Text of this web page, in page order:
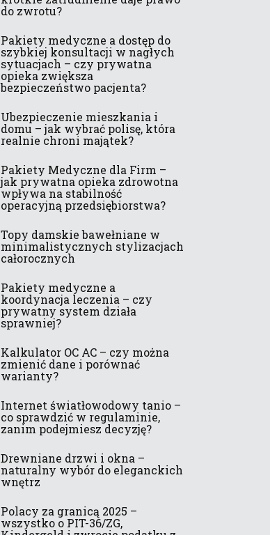
do zwrotu?
Pakiety medyczne a dostęp do
szybkiej konsultacji w nagłych
sytuacjach – czy prywatna
opieka zwiększa
bezpieczeństwo pacjenta?
Ubezpieczenie mieszkania i
domu – jak wybrać polisę, która
realnie chroni majątek?
Pakiety Medyczne dla Firm –
jak prywatna opieka zdrowotna
wpływa na stabilność
operacyjną przedsiębiorstwa?
Topy damskie bawełniane w
minimalistycznych stylizacjach
całorocznych
Pakiety medyczne a
koordynacja leczenia – czy
prywatny system działa
sprawniej?
Kalkulator OC AC – czy można
zmienić dane i porównać
warianty?
Internet światłowodowy tanio –
co sprawdzić w regulaminie,
zanim podejmiesz decyzję?
Drewniane drzwi i okna –
naturalny wybór do eleganckich
wnętrz
Polacy za granicą 2025 –
wszystko o PIT-36/ZG,